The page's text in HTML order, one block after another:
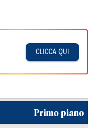
CLICCA QUI
Primo piano